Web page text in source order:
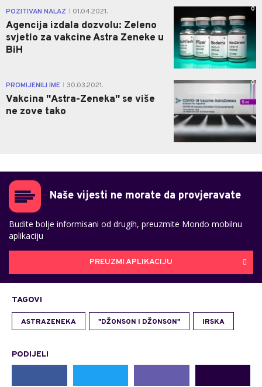
POZITIVAN NALAZ 01.04.2021.
Agencija izdala dozvolu: Zeleno
svjetlo za vakcine Astra Zeneke u
BiH
0
PROMIJENILI IME 30.03.2021.
Vakcina ''Astra-Zeneka'' se više
ne zove tako
0
Naše vijesti ne morate da provjeravate
Budite bolje informisani od drugih, preuzmite Mondo mobilnu
aplikaciju
PREUZMI APLIKACIJU
TAGOVI
ASTRAZENEKA "DŽONSON I DŽONSON" IRSKA
PODIJELI